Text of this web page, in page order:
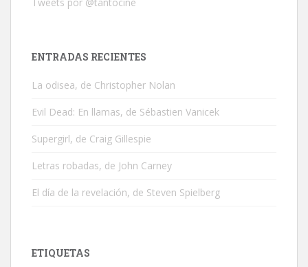
ENTRADAS RECIENTES
La odisea, de Christopher Nolan
Evil Dead: En llamas, de Sébastien Vanicek
Supergirl, de Craig Gillespie
Letras robadas, de John Carney
El día de la revelación, de Steven Spielberg
ETIQUETAS